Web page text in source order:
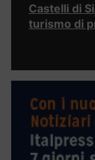
Castelli di
turismo di